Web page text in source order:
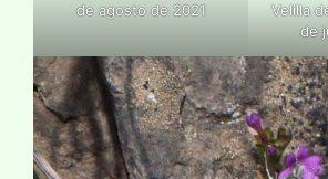
de agosto de 2021
Velilla
de